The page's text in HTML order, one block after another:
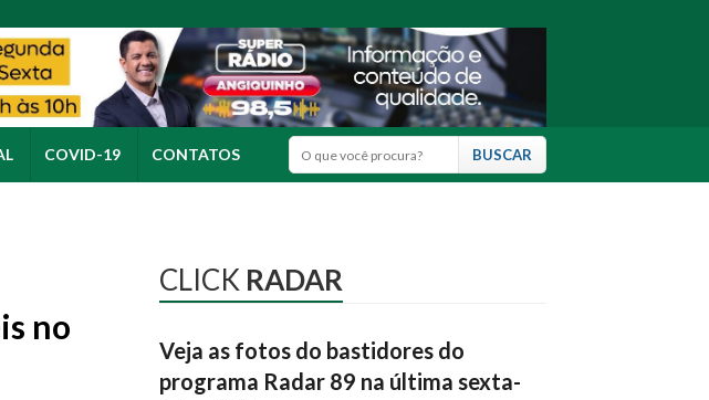
COVID-19 CONTATOS
no
CLICK RADAR
Veja as fotos do bastidores do
programa Radar 89 na última sexta-